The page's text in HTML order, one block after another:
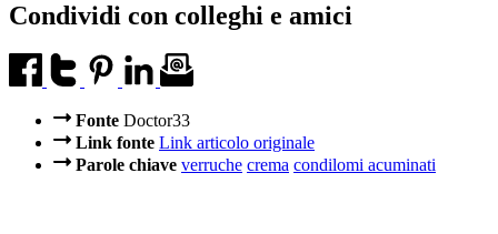
Condividi con colleghi e amici
Fonte Doctor33
Link fonte Link articolo originale
Parole chiave verruche crema condilomi acuminati